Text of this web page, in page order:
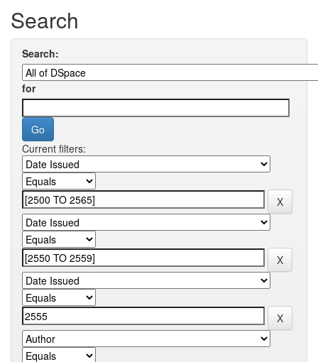
Search
Search:
for
Current filters: